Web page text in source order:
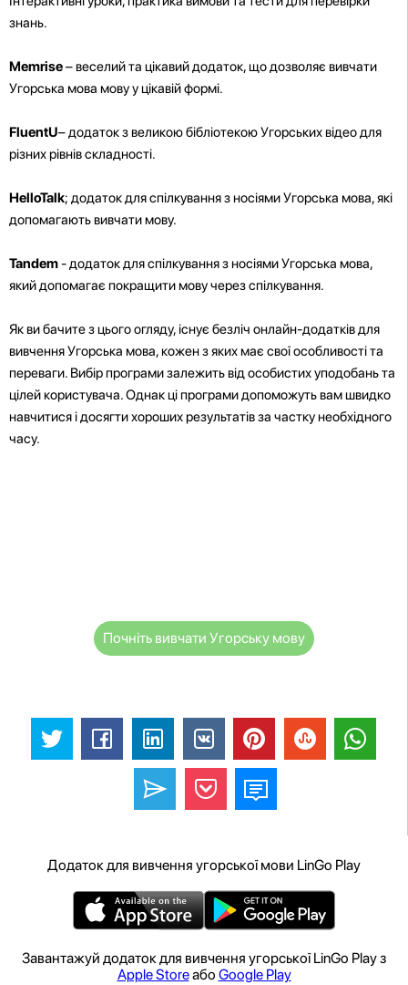
знань.
Memrise– веселий та цікавий додаток, що дозволяє вивчати
Угорська мова мову у цікавій формі.
FluentU– додаток з великою бібліотекою Угорських відео для
різних рівнів складності.
HelloTalk; додаток для спілкування з носіями Угорська мова, які
допомагають вивчати мову.
Tandem- додаток для спілкування з носіями Угорська мова,
який допомагає покращити мову через спілкування.
Як ви бачите з цього огляду, існує безліч онлайн-додатків для
вивчення Угорська мова, кожен з яких має свої особливості та
переваги. Вибір програми залежить від особистих уподобань та
цілей користувача. Однак ці програми допоможуть вам швидко
навчитися і досягти хороших результатів за частку необхідного
часу.
Почніть вивчати Угорську мову
Додаток для вивчення угорської мови LinGo Play
Завантажуй додаток для вивчення угорської LinGo Play з
Apple Storeабо Google Play